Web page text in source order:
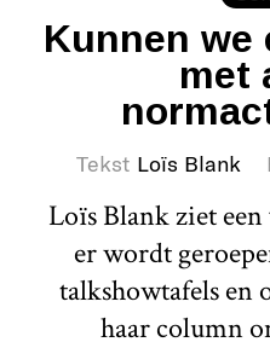
Kunnen we
met
Tekst Loïs Blank
Loïs Blank ziet
er wordt
talkshowtafels en
haar column